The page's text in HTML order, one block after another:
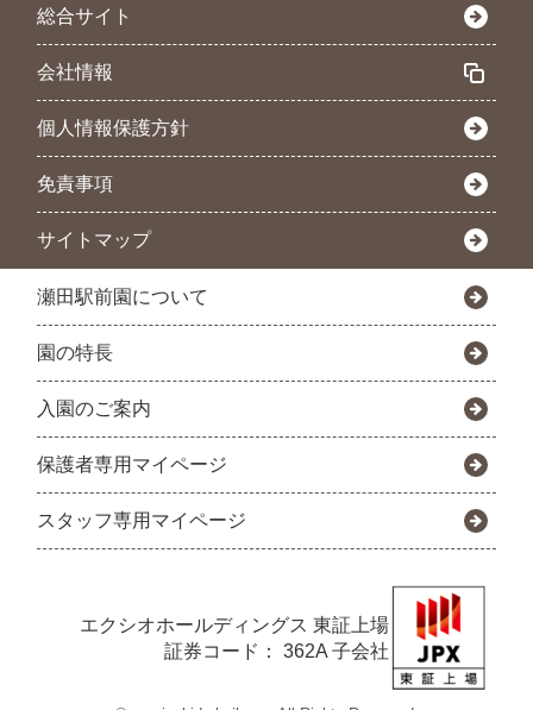
総合サイト
会社情報
個人情報保護方針
免責事項
サイトマップ
瀬田駅前園について
園の特長
入園のご案内
保護者専用マイページ
スタッフ専用マイページ
エクシオホールディングス 東証上場
証券コード： 362A 子会社